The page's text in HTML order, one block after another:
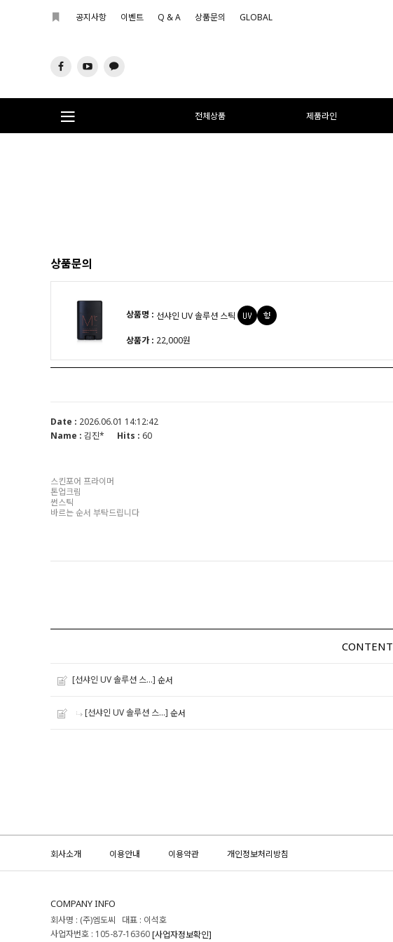
공지사항 이벤트 Q & A 상품문의 GLOBAL
전체상품 제품라인
상품문의
상품명 : 선샤인 UV 솔루션 스틱
상품가 : 22,000원
Date : 2026.06.01 14:12:42
Name : 김진* Hits : 60
스킨포어 프라이머
톤업크림
썬스틱
바르는 순서 부탁드립니다
CONTENT
[선샤인 UV 솔루션 스...] 순서
[선샤인 UV 솔루션 스...] 순서
회사소개 이용안내 이용약관 개인정보처리방침
COMPANY INFO
회사명 : (주)엠도씨 대표 : 이석호
사업자번호 : 105-87-16360[사업자정보확인]